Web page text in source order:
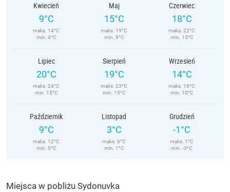
Kwiecień
9°C
maks. 14°C
min. 4°C
Maj
15°C
maks. 19°C
min. 9°C
Czerwiec
18°C
maks. 22°C
min. 13°C
Lipiec
20°C
maks. 24°C
min. 15°C
Sierpień
19°C
maks. 23°C
min. 15°C
Wrzesień
14°C
maks. 18°C
min. 10°C
Październik
9°C
maks. 12°C
min. 5°C
Listopad
3°C
maks. 6°C
min. 1°C
Grudzień
-1°C
maks. 1°C
min. -3°C
Miejsca w pobliżu Sydonuvka